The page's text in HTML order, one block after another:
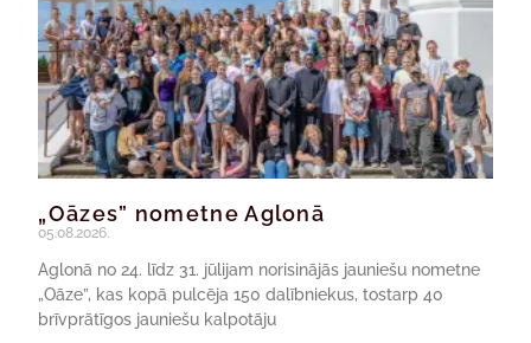
„Oāzes” nometne Aglonā
05.08.2026.
Aglonā no 24. līdz 31. jūlijam norisinājās jauniešu nometne
„Oāze”, kas kopā pulcēja 150 dalībniekus, tostarp 40
brīvprātīgos jauniešu kalpotāju